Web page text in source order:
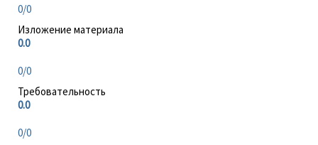
0/0
Изложение материала
0.0
0/0
Требовательность
0.0
0/0